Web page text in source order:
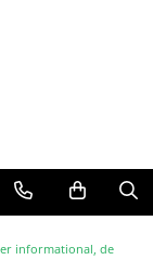
informational, de